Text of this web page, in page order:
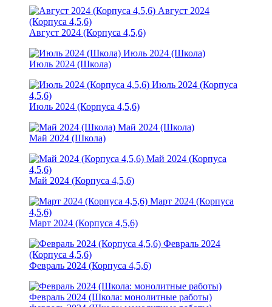
Август 2024
(Корпуса 4,5,6)
Август 2024 (Корпуса 4,5,6)
Июль 2024 (Школа)
Июль 2024 (Школа)
Июль 2024 (Корпуса
4,5,6)
Июль 2024 (Корпуса 4,5,6)
Май 2024 (Школа)
Май 2024 (Школа)
Май 2024 (Корпуса
4,5,6)
Май 2024 (Корпуса 4,5,6)
Март 2024 (Корпуса
4,5,6)
Март 2024 (Корпуса 4,5,6)
Февраль 2024
(Корпуса 4,5,6)
Февраль 2024 (Корпуса 4,5,6)
Февраль 2024 (Школа: монолитные работы)